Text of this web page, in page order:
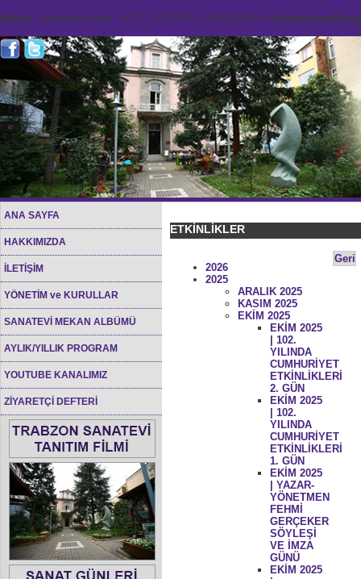
Notice: Undefined index: HTTP_ACCEPT_LANGUAGE in /home/
ANA SAYFA
HAKKIMIZDA
İLETİŞİM
YÖNETİM ve KURULLAR
SANATEVİ MEKAN ALBÜMÜ
AYLIK/YILLIK PROGRAM
YOUTUBE KANALIMIZ
ZİYARETÇİ DEFTERİ
ETKİNLİKLER
Geri
2026
2025
ARALIK 2025
KASIM 2025
EKİM 2025
EKİM 2025
| 102.
YILINDA
CUMHURİYET
ETKİNLİKLERİ
2. GÜN
EKİM 2025
| 102.
YILINDA
CUMHURİYET
ETKİNLİKLERİ
1. GÜN
EKİM 2025
| YAZAR-
YÖNETMEN
FEHMİ
GERÇEKER
SÖYLEŞİ
VE İMZA
GÜNÜ
EKİM 2025